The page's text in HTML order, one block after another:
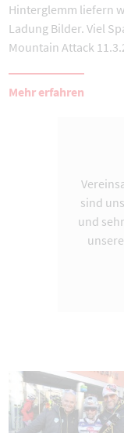
Hinterglemm liefern
Ladung Bilder. Viel
Mountain Attack
Mehr erfahren
sind
und